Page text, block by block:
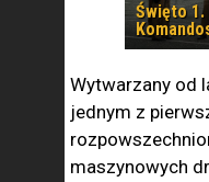
Święto 1.
Wytwarzany od
jednym z
maszynowych